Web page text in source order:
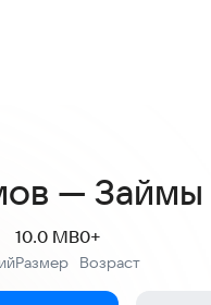
— Займы
Размер
10.0 MB
Возраст
0+